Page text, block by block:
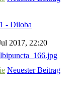
- Diloba
2017, 22:20
Neuester Beitrag